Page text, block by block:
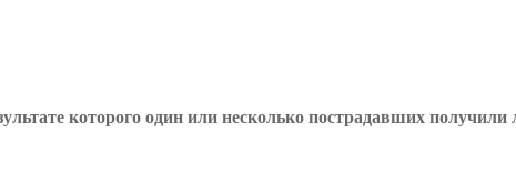
которого один или несколько пострадавших